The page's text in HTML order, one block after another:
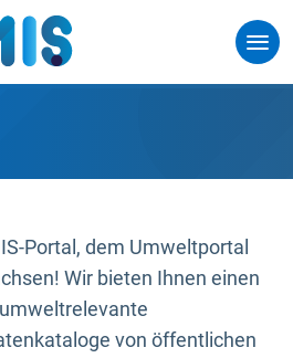
Portal, dem Umweltportal
Wir bieten Ihnen einen
von öffentlichen